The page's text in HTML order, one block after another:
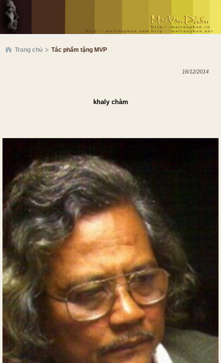
Trang chủ Tác phẩm tặng MVP
16/12/2014
khaly chàm